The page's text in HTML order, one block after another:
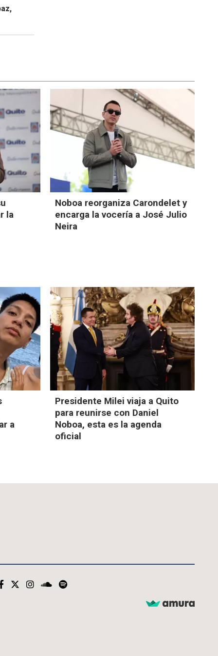
la
Noboa reorganiza Carondelet y
encarga la vocería a José Julio
Neira
a
Presidente Milei viaja a Quito
para reunirse con Daniel
Noboa, esta es la agenda
oficial